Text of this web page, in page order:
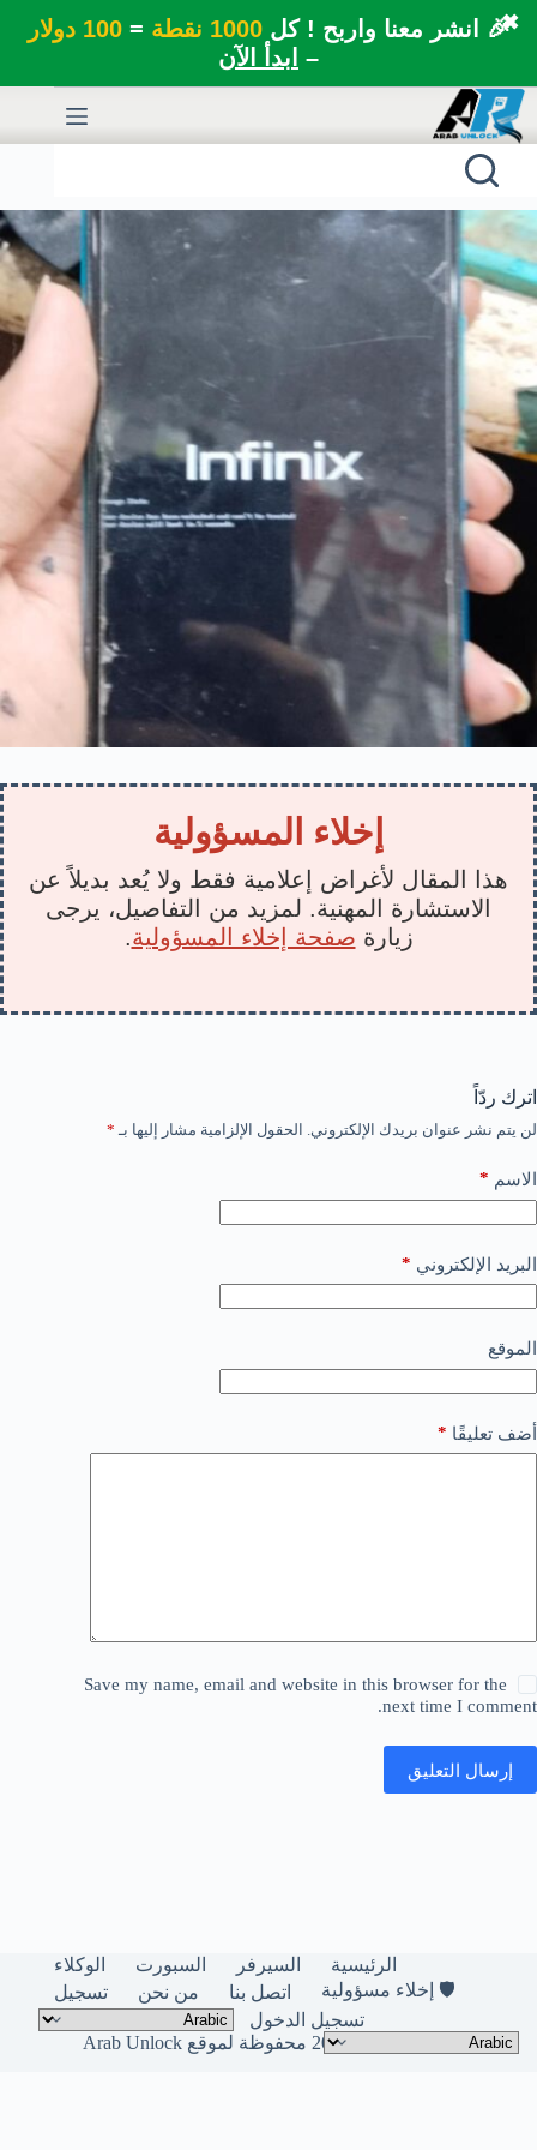
🎉 انشر معنا واربح ! كل1000 نقطة =100 دولار
– ابدأ الآن
✖
التجاوز
إلى
المحتوى
إخلاء المسؤولية
هذا المقال لأغراض إعلامية فقط ولا يُعد بديلاً عن
الاستشارة المهنية. لمزيد من التفاصيل، يرجى
زيارة صفحة إخلاء المسؤولية.
اترك ردّاً
لن يتم نشر عنوان بريدك الإلكتروني. الحقول الإلزامية مشار إليها بـ *
الاسم *
البريد الإلكتروني *
الموقع
أضف تعليقًا *
Save my name, email and website in this browser for the
next time I comment.
إرسال التعليق
الرئيسية السيرفر السبورت
الوكلاء
🛡️ إخلاء مسؤولية
اتصل بنا من نحن
تسجيل
تسجيل الدخول
حقوق النشر © لعام 2026 محفوظة لموقع Arab Unlock